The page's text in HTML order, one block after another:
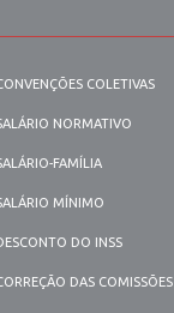
COLETIVAS
NORMATIVO
FAMÍLIA
MÍNIMO
DO INSS
DAS COMISSÕES